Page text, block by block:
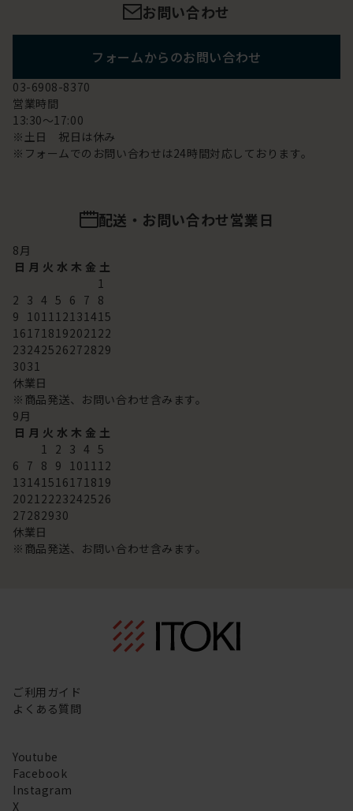
お問い合わせ
フォームからのお問い合わせ
03-6908-8370
営業時間
13:30～17:00
※土日 祝日は休み
※フォームでのお問い合わせは24時間対応しております。
配送・お問い合わせ営業日
8 月
日 月 火 水 木 金 土
1
2 3 4 5 6 7 8
9
10 11 12 13 14 15
16 17 18 192021 22
23242526272829
3031
休業日
※商品発送、お問い合わせ含みます。
9 月
日 月 火 水 木 金 土
1
2 3 4 5
6 7 8 9 10 11 12
13 14 15 16 17 18 19
2021 2223242526
27282930
休業日
※商品発送、お問い合わせ含みます。
ご利用ガイド
よくある質問
Youtube
Facebook
Instagram
X